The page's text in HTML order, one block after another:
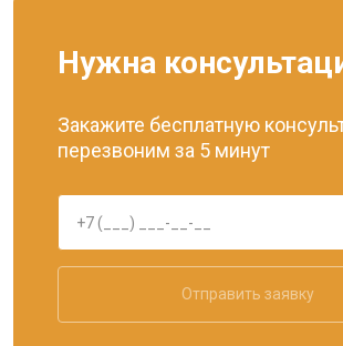
Нужна
Закажите бесплатную
перезвоним за 5 минут
Отправить заявку